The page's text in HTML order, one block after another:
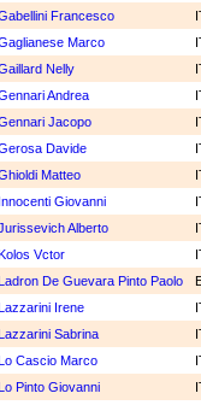
Francesco
Marco
Nelly
Andrea
Jacopo
Davide
Matteo
Innocenti Giovanni
Alberto
Vctor
De Guevara Pinto Paolo
Irene
Sabrina
Cascio Marco
Pinto Giovanni